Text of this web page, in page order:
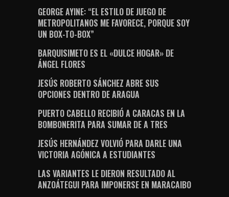
GEORGE AYINE: “EL ESTILO DE JUEGO DE
METROPOLITANOS ME FAVORECE, PORQUE SOY
UN BOX-TO-BOX”
BARQUISIMETO ES EL «DULCE HOGAR» DE
ÁNGEL FLORES
JESÚS ROBERTO SÁNCHEZ ABRE SUS
OPCIONES DENTRO DE ARAGUA
PUERTO CABELLO RECIBIÓ A CARACAS EN LA
BOMBONERITA PARA SUMAR DE A TRES
JESÚS HERNÁNDEZ VOLVIÓ PARA DARLE UNA
VICTORIA AGÓNICA A ESTUDIANTES
LAS VARIANTES LE DIERON RESULTADO AL
ANZOÁTEGUI PARA IMPONERSE EN MARACAIBO